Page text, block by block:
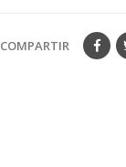
COMPARTIR